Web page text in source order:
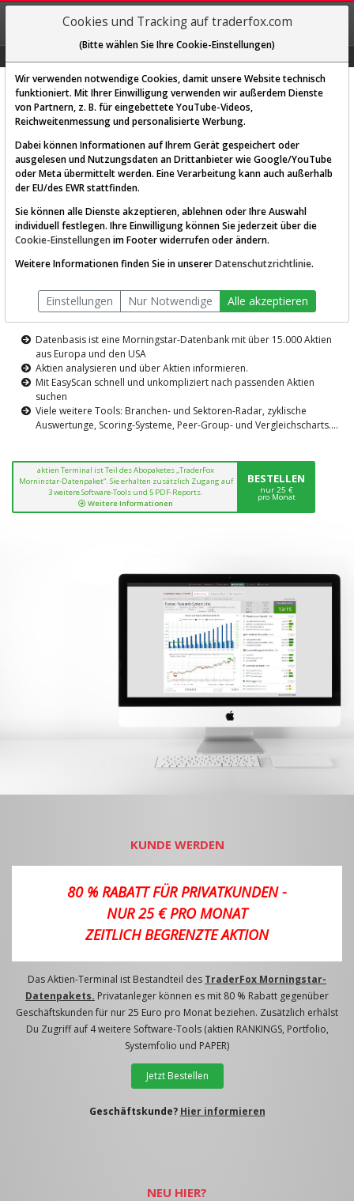
REGIS-
TRIEREN
Diese Funktion ist nur für
AKTIEN-TERMINAL
Die Aktienanalyse-Plattform von
TraderFox
Datenbasis ist eine Morningstar-Datenbank mit über 15.000 Aktien
aus Europa und den USA
Aktien analysieren und über Aktien informieren.
Mit EasyScan schnell und unkompliziert nach passenden Aktien
suchen
Viele weitere Tools: Branchen- und Sektoren-Radar, zyklische
Auswertunge, Scoring-Systeme, Peer-Group- und Vergleichscharts....
aktien Terminal ist Teil des Abopaketes „TraderFox
Morninstar-Datenpaket“. Sie erhalten zusätzlich Zugang auf
3 weitere Software-Tools und 5 PDF-Reports.
Weitere Informationen
BESTELLEN
nur 25 €
pro Monat
KUNDE WERDEN
80 % RABATT FÜR PRIVATKUNDEN -
NUR 25 € PRO MONAT
ZEITLICH BEGRENZTE AKTION
Das Aktien-Terminal ist Bestandteil des TraderFox Morningstar-
Datenpakets. Privatanleger können es mit 80 % Rabatt gegenüber
Geschäftskunden für nur 25 Euro pro Monat beziehen. Zusätzlich erhälst
Du Zugriff auf 4 weitere Software-Tools (aktien RANKINGS, Portfolio,
Systemfolio und PAPER)
Jetzt Bestellen
Geschäftskunde? Hier informieren
NEU HIER?
Cookies und Tracking auf traderfox.com
(Bitte wählen Sie Ihre Cookie-Einstellungen)
Wir verwenden notwendige Cookies, damit unsere Website technisch
funktioniert. Mit Ihrer Einwilligung verwenden wir außerdem Dienste
von Partnern, z. B. für eingebettete YouTube-Videos,
Reichweitenmessung und personalisierte Werbung.
Dabei können Informationen auf Ihrem Gerät gespeichert oder
ausgelesen und Nutzungsdaten an Drittanbieter wie Google/YouTube
oder Meta übermittelt werden. Eine Verarbeitung kann auch außerhalb
der EU/des EWR stattfinden.
Sie können alle Dienste akzeptieren, ablehnen oder Ihre Auswahl
individuell festlegen. Ihre Einwilligung können Sie jederzeit über die
Cookie-Einstellungen im Footer widerrufen oder ändern.
Weitere Informationen finden Sie in unsererDatenschutzrichtlinie.
Einstellungen Nur Notwendige Alle akzeptieren